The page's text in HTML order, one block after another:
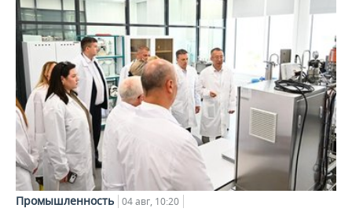
Промышленность 04 авг, 10:20